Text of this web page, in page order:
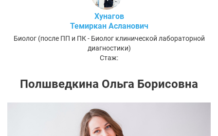
Хунагов
Темиркан Асланович
Биолог (после ПП и ПК - Биолог клинической лабораторной
диагностики)
Стаж:
Полшведкина Ольга Борисовна